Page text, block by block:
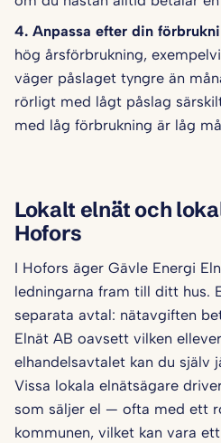
4. Anpassa efter din
hög årsförbrukning,
väger påslaget tyngre än
rörligt med lågt påslag
med låg förbrukning är låg
Lokalt elnät och
Hofors
I Hofors äger Gävle Energi
ledningarna fram till ditt hus.
separata avtal: nätavgiften
Elnät AB oavsett vilken
elhandelsavtalet kan du själv
Vissa lokala elnätsägare
som säljer el — ofta med ett
kommunen, vilket kan vara